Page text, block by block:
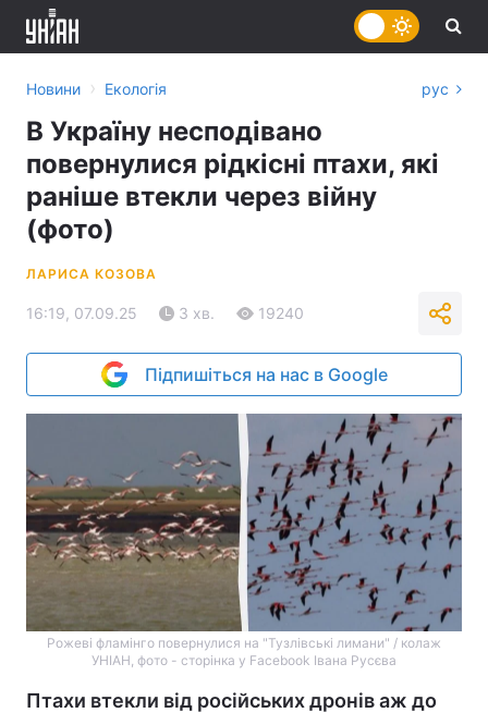
Новини › Екологія рус
В Україну несподівано
повернулися рідкісні птахи, які
раніше втекли через війну
(фото)
ЛАРИСА КОЗОВА
16:19, 07.09.25 3 хв. 19240
Підпишіться на нас в Google
Рожеві фламінго повернулися на "Тузлівські лимани" / колаж
УНІАН, фото - сторінка у Facebook Івана Русєва
Птахи втекли від російських дронів аж до